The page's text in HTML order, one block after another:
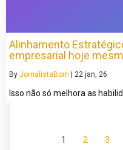
Alinhamento
empresarial hoje
By JornalistaBom 22 jan, 26
Isso não só melhora as
1 2 3